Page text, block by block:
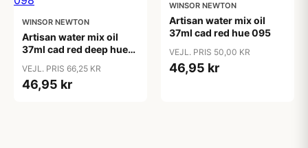
WINSOR NEWTON
Artisan water mix oil
37ml cad red deep hue
VEJL. PRIS 66,25 KR
46,95 kr
WINSOR NEWTON
Artisan water mix oil
37ml cad red hue 095
VEJL. PRIS 50,00 KR
46,95 kr